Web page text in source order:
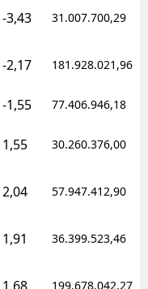
-3,43 31.007.700,29
-2,17 181.928.021,96
-1,55 77.406.946,18
1,55 30.260.376,00
2,04 57.947.412,90
1,91 36.399.523,46
199.678.042,27